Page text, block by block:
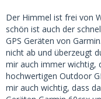
Der Himmel ist frei von
schön ist auch der
GPS Geräten von
nicht ab und überzeugt
mir auch immer wichtig,
hochwertigen Outdoor
mir auch wichtig, dass